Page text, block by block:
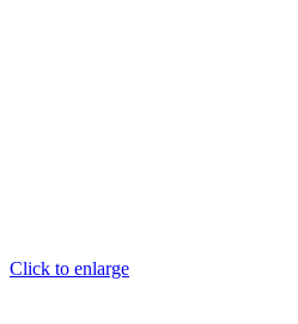
Click to enlarge